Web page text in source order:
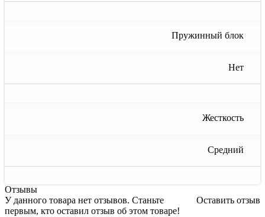
Пружинный блок
Нет
Жесткость
Средний
Отзывы
Оставить отзыв
У данного товара нет отзывов. Станьте
первым, кто оставил отзыв об этом товаре!